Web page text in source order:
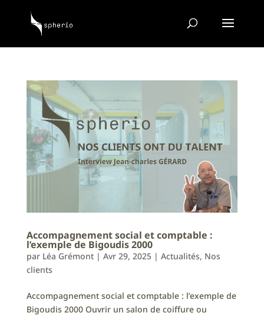
Accompagnement social et comptable :
l’exemple de Bigoudis 2000
par Léa Grémont| Avr 29, 2025| Actualités, Nos
clients
Accompagnement social et comptable : l’exemple de
Bigoudis 2000 Ouvrir un salon de coiffure ou